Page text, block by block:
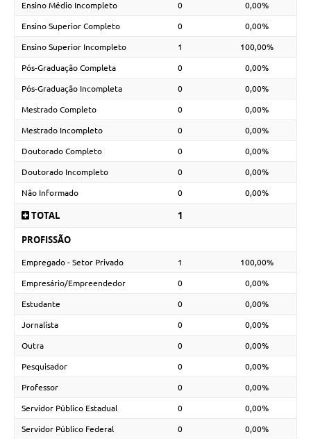
Ensino Médio Incompleto 0 0,00%
Ensino Superior Completo 0 0,00%
Ensino Superior Incompleto 1 100,00%
Pós-Graduação Completa 0 0,00%
Pós-Graduação Incompleta 0 0,00%
Mestrado Completo 0 0,00%
Mestrado Incompleto 0 0,00%
Doutorado Completo 0 0,00%
Doutorado Incompleto 0 0,00%
Não Informado 0 0,00%
TOTAL
1
PROFISSÃO
Empregado - Setor Privado 1 100,00%
Empresário/Empreendedor 0 0,00%
Estudante 0 0,00%
Jornalista 0 0,00%
Outra 0 0,00%
Pesquisador 0 0,00%
Professor 0 0,00%
Servidor Público Estadual 0 0,00%
Servidor Público Federal 0 0,00%